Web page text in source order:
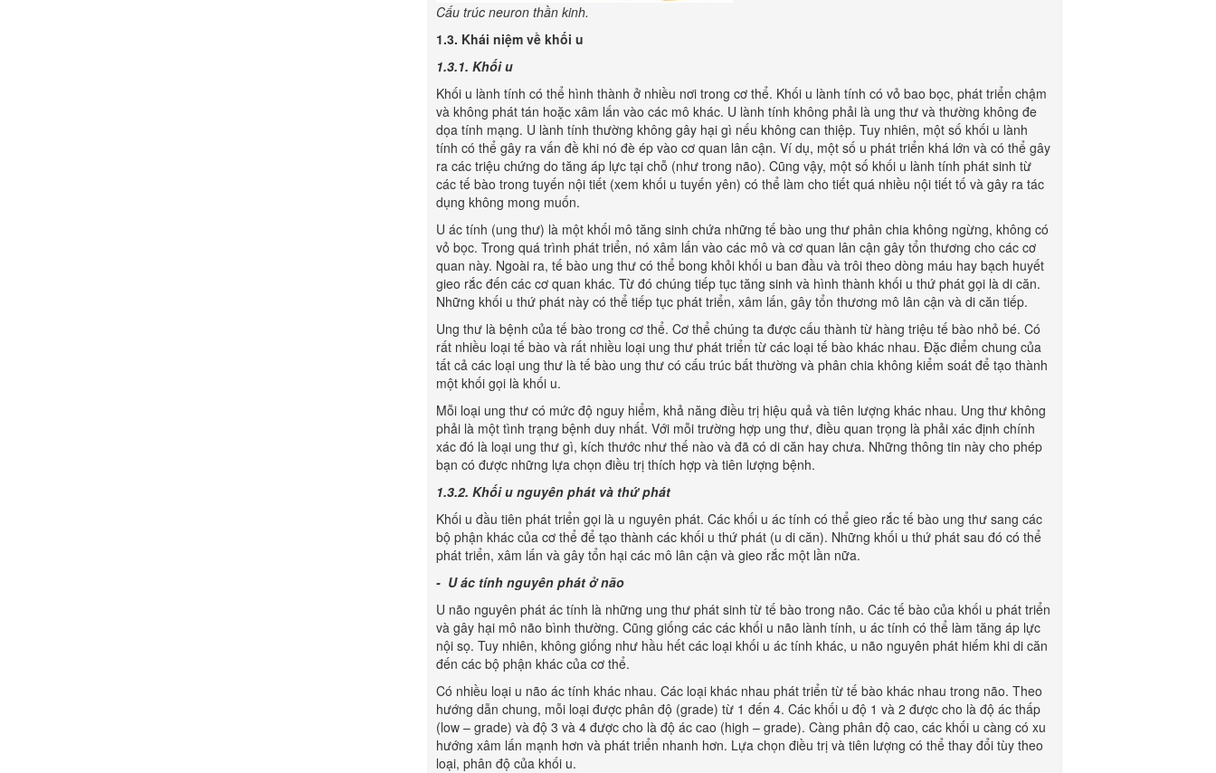
Cấu trúc neuron thần kinh.
1.3. Khái niệm về khối u
1.3.1. Khối u
Khối u lành tính có thể hình thành ở nhiều nơi trong cơ thể. Khối u lành tính có vỏ bao bọc, phát triển chậm
và không phát tán hoặc xâm lấn vào các mô khác. U lành tính không phải là ung thư và thường không đe
dọa tính mạng. U lành tính thường không gây hại gì nếu không can thiệp. Tuy nhiên, một số khối u lành
tính có thể gây ra vấn đề khi nó đè ép vào cơ quan lân cận. Ví dụ, một số u phát triển khá lớn và có thể gây
ra các triệu chứng do tăng áp lực tại chỗ (như trong não). Cũng vậy, một số khối u lành tính phát sinh từ
các tế bào trong tuyến nội tiết (xem khối u tuyến yên) có thể làm cho tiết quá nhiều nội tiết tố và gây ra tác
dụng không mong muốn.
U ác tính (ung thư) là một khối mô tăng sinh chứa những tế bào ung thư phân chia không ngừng, không có
vỏ bọc. Trong quá trình phát triển, nó xâm lấn vào các mô và cơ quan lân cận gây tổn thương cho các cơ
quan này. Ngoài ra, tế bào ung thư có thể bong khỏi khối u ban đầu và trôi theo dòng máu hay bạch huyết
gieo rắc đến các cơ quan khác. Từ đó chúng tiếp tục tăng sinh và hình thành khối u thứ phát gọi là di căn.
Những khối u thứ phát này có thể tiếp tục phát triển, xâm lấn, gây tổn thương mô lân cận và di căn tiếp.
Ung thư là bệnh của tế bào trong cơ thể. Cơ thể chúng ta được cấu thành từ hàng triệu tế bào nhỏ bé. Có
rất nhiều loại tế bào và rất nhiều loại ung thư phát triển từ các loại tế bào khác nhau. Đặc điểm chung của
tất cả các loại ung thư là tế bào ung thư có cấu trúc bất thường và phân chia không kiểm soát để tạo thành
một khối gọi là khối u.
Mỗi loại ung thư có mức độ nguy hiểm, khả năng điều trị hiệu quả và tiên lượng khác nhau. Ung thư không
phải là một tình trạng bệnh duy nhất. Với mỗi trường hợp ung thư, điều quan trọng là phải xác định chính
xác đó là loại ung thư gì, kích thước như thế nào và đã có di căn hay chưa. Những thông tin này cho phép
bạn có được những lựa chọn điều trị thích hợp và tiên lượng bệnh.
1.3.2. Khối u nguyên phát và thứ phát
Khối u đầu tiên phát triển gọi là u nguyên phát. Các khối u ác tính có thể gieo rắc tế bào ung thư sang các
bộ phận khác của cơ thể để tạo thành các khối u thứ phát (u di căn). Những khối u thứ phát sau đó có thể
phát triển, xâm lấn và gây tổn hại các mô lân cận và gieo rắc một lần nữa.
- U ác tính nguyên phát ở não
U não nguyên phát ác tính là những ung thư phát sinh từ tế bào trong não. Các tế bào của khối u phát triển
và gây hại mô não bình thường. Cũng giống các các khối u não lành tính, u ác tính có thể làm tăng áp lực
nội sọ. Tuy nhiên, không giống như hầu hết các loại khối u ác tính khác, u não nguyên phát hiếm khi di căn
đến các bộ phận khác của cơ thể.
Có nhiều loại u não ác tính khác nhau. Các loại khác nhau phát triển từ tế bào khác nhau trong não. Theo
hướng dẫn chung, mỗi loại được phân độ (grade) từ 1 đến 4. Các khối u độ 1 và 2 được cho là độ ác thấp
(low – grade) và độ 3 và 4 được cho là độ ác cao (high – grade). Càng phân độ cao, các khối u càng có xu
hướng xâm lấn mạnh hơn và phát triển nhanh hơn. Lựa chọn điều trị và tiên lượng có thể thay đổi tùy theo
loại, phân độ của khối u.